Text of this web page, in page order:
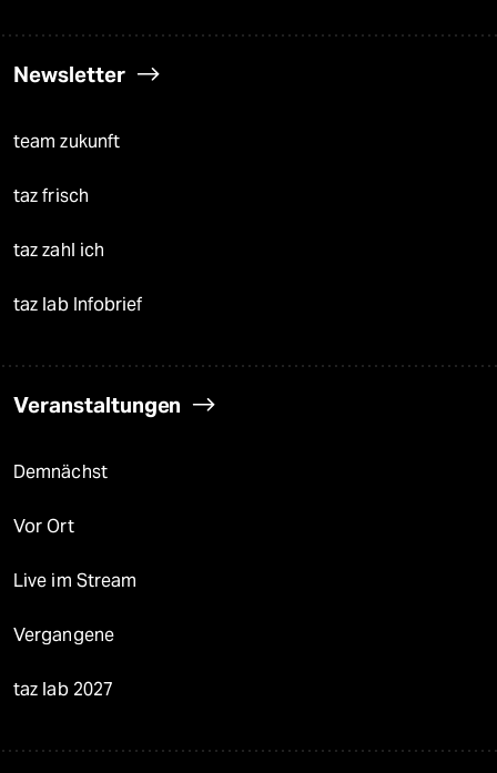
Newsletter
team zukunft
taz frisch
taz zahl ich
taz lab Infobrief
Veranstaltungen
Demnächst
Vor Ort
Live im Stream
Vergangene
taz lab 2027